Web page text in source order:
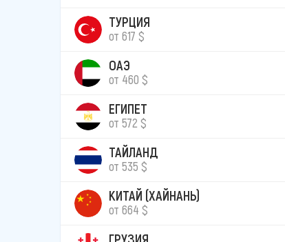
ТУРЦИЯ
от 617 $
ОАЭ
от 460 $
ЕГИПЕТ
от 572 $
ТАЙЛАНД
от 535 $
КИТАЙ (ХАЙНАНЬ)
от 664 $
ГРУЗИЯ